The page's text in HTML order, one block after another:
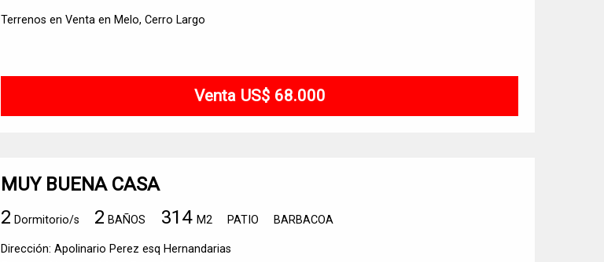
Terrenos en Venta en Melo, Cerro Largo
Venta US$ 68.000
MUY BUENA CASA
2 Dormitorio/s 2 BAÑOS 314 M2 PATIO BARBACOA
Dirección: Apolinario Perez esq Hernandarias